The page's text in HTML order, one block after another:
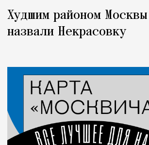
Худшим районом
назвали Некрасовку